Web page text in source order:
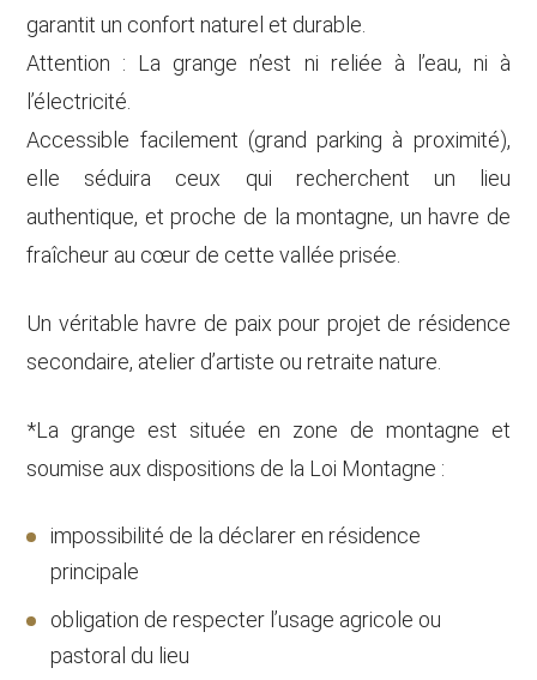
garantit un confort naturel et durable.
Attention : La grange n’est ni reliée à l’eau, ni à
l’électricité.
Accessible facilement (grand parking à proximité),
elle séduira ceux qui recherchent un lieu
authentique, et proche de la montagne, un havre de
fraîcheur au cœur de cette vallée prisée.
Un véritable havre de paix pour projet de résidence
secondaire, atelier d’artiste ou retraite nature.
*La grange est située en zone de montagne et
soumise aux dispositions de la Loi Montagne :
impossibilité de la déclarer en résidence
principale
obligation de respecter l’usage agricole ou
pastoral du lieu